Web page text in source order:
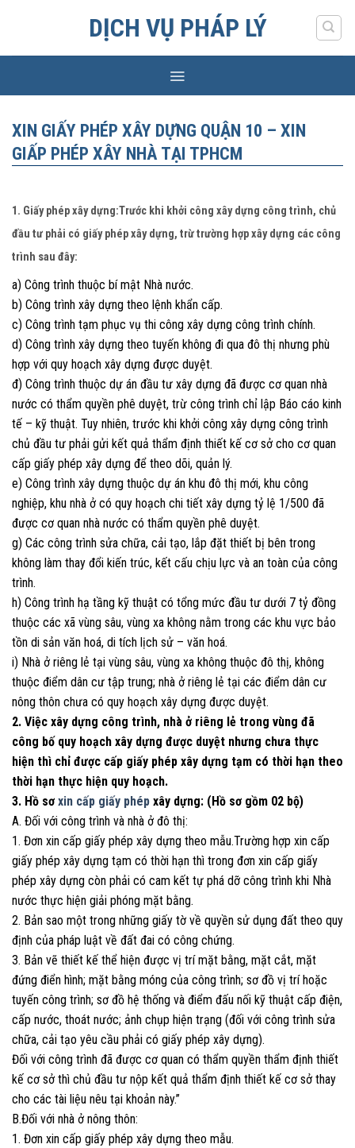
DỊCH VỤ PHÁP LÝ
XIN GIẤY PHÉP XÂY DỰNG QUẬN 10 – XIN
GIẤP PHÉP XÂY NHÀ TẠI TPHCM
1. Giấy phép xây dựng:Trước khi khởi công xây dựng công trình, chủ
đầu tư phải có giấy phép xây dựng, trừ trường hợp xây dựng các công
trình sau đây:
a) Công trình thuộc bí mật Nhà nước.
b) Công trình xây dựng theo lệnh khẩn cấp.
c) Công trình tạm phục vụ thi công xây dựng công trình chính.
d) Công trình xây dựng theo tuyến không đi qua đô thị nhưng phù
hợp với quy hoạch xây dựng được duyệt.
đ) Công trình thuộc dự án đầu tư xây dựng đã được cơ quan nhà
nước có thẩm quyền phê duyệt, trừ công trình chỉ lập Báo cáo kinh
tế – kỹ thuật. Tuy nhiên, trước khi khởi công xây dựng công trình
chủ đầu tư phải gửi kết quả thẩm định thiết kế cơ sở cho cơ quan
cấp giấy phép xây dựng để theo dõi, quản lý.
e) Công trình xây dựng thuộc dự án khu đô thị mới, khu công
nghiệp, khu nhà ở có quy hoạch chi tiết xây dựng tỷ lệ 1/500 đã
được cơ quan nhà nước có thẩm quyền phê duyệt.
g) Các công trình sửa chữa, cải tạo, lắp đặt thiết bị bên trong
không làm thay đổi kiến trúc, kết cấu chịu lực và an toàn của công
trình.
h) Công trình hạ tầng kỹ thuật có tổng mức đầu tư dưới 7 tỷ đồng
thuộc các xã vùng sâu, vùng xa không nằm trong các khu vực bảo
tồn di sản văn hoá, di tích lịch sử – văn hoá.
i) Nhà ở riêng lẻ tại vùng sâu, vùng xa không thuộc đô thị, không
thuộc điểm dân cư tập trung; nhà ở riêng lẻ tại các điểm dân cư
nông thôn chưa có quy hoạch xây dựng được duyệt.
2. Việc xây dựng công trình, nhà ở riêng lẻ trong vùng đã
công bố quy hoạch xây dựng được duyệt nhưng chưa thực
hiện thì chỉ được cấp giấy phép xây dựng tạm có thời hạn theo
thời hạn thực hiện quy hoạch.
3. Hồ sơ xin cấp giấy phép xây dựng: (Hồ sơ gồm 02 bộ)
A. Đối với công trình và nhà ở đô thị:
1. Đơn xin cấp giấy phép xây dựng theo mẫu.Trường hợp xin cấp
giấy phép xây dựng tạm có thời hạn thì trong đơn xin cấp giấy
phép xây dựng còn phải có cam kết tự phá dỡ công trình khi Nhà
nước thực hiện giải phóng mặt bằng.
2. Bản sao một trong những giấy tờ về quyền sử dụng đất theo quy
định của pháp luật về đất đai có công chứng.
3. Bản vẽ thiết kế thể hiện được vị trí mặt bằng, mặt cắt, mặt
đứng điển hình; mặt bằng móng của công trình; sơ đồ vị trí hoặc
tuyến công trình; sơ đồ hệ thống và điểm đấu nối kỹ thuật cấp điện,
cấp nước, thoát nước; ảnh chụp hiện trạng (đối với công trình sửa
chữa, cải tạo yêu cầu phải có giấy phép xây dựng).
Đối với công trình đã được cơ quan có thẩm quyền thẩm định thiết
kế cơ sở thì chủ đầu tư nộp kết quả thẩm định thiết kế cơ sở thay
cho các tài liệu nêu tại khoản này.”
B.Đối với nhà ở nông thôn:
1. Đơn xin cấp giấy phép xây dựng theo mẫu.